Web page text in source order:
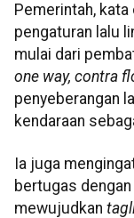
Pemerintah,
pengaturan lalu
mulai dari
one way, contra
penyeberangan
kendaraan
Ia juga
bertugas
mewujudkan